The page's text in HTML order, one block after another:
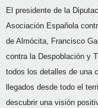
El presidente de la
Asociación Española
de Almócita, Francisco
contra la Despoblación y
todos los detalles de una
llegados desde todo el
descubrir una visión